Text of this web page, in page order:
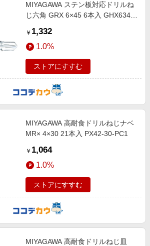
MIYAGAWA ステン板対応ドリルね
じ六角 GRX 6×45 6本入 GHX6345-
￥ 1,332
1.0%
ストアにすすむ
MIYAGAWA 高耐食ドリルねじナベ
MR× 4×30 21本入 PX42-30-PC1
￥ 1,064
1.0%
ストアにすすむ
MIYAGAWA 高耐食ドリルねじ皿